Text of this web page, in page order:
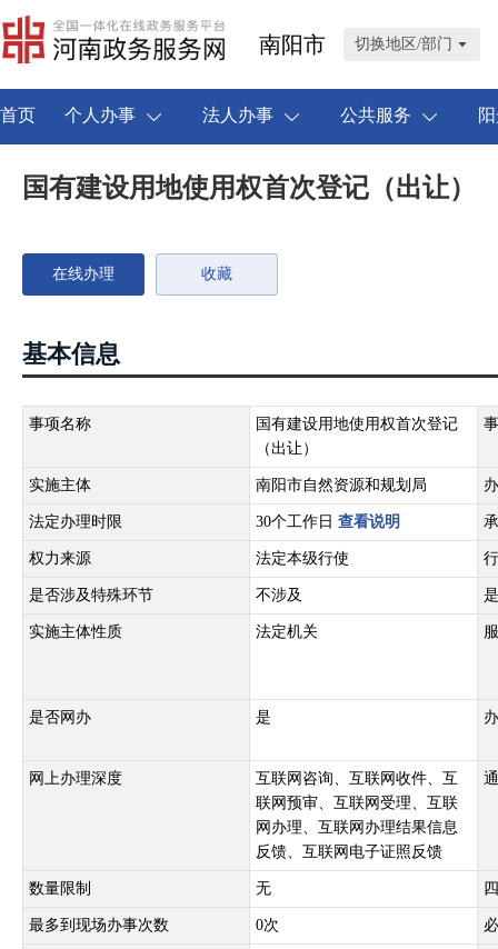
南阳市 切换地区/部门
首页 个人办事 法人办事 公共服务
国有建设用地使用权首次登记（出让）
在线办理 收藏
基本信息
事项名称
国有建设用地使用权首次登记
（出让）
实施主体 南阳市自然资源和规划局
法定办理时限 30个工作日 查看说明
权力来源 法定本级行使
是否涉及特殊环节 不涉及
实施主体性质 法定机关
是否网办 是
网上办理深度
互联网咨询、互联网收件、互
联网预审、互联网受理、互联
网办理、互联网办理结果信息
反馈、互联网电子证照反馈
数量限制 无
最多到现场办事次数 0次